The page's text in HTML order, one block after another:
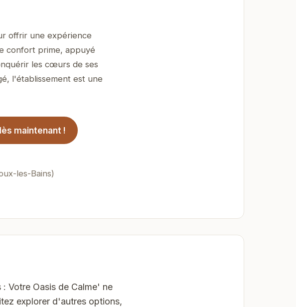
offrir une expérience
confort prime, appuyé
les cœurs de ses
l'établissement est une
maintenant !
les-Bains)
Votre Oasis de Calme' ne
explorer d'autres options,